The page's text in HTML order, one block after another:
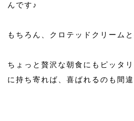
んです♪
もちろん、クロテッドクリーム
ちょっと贅沢な朝食にもピッタ
に持ち寄れば、喜ばれるのも間